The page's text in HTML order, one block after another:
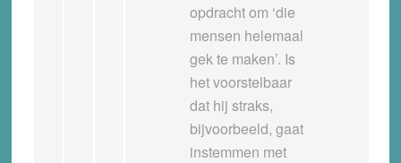
opdracht om ‘die
mensen helemaal
gek te maken’. Is
het voorstelbaar
dat hij straks,
bijvoorbeeld, gaat
instemmen met